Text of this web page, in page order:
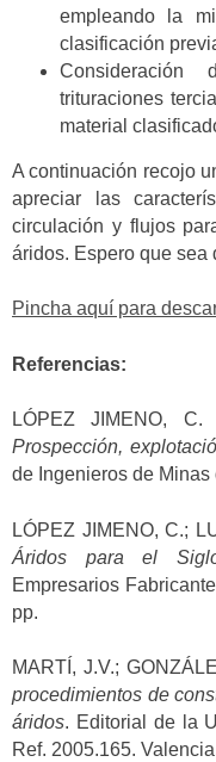
empleando la
clasificación
trituraciones
material
A continuación recojo
apreciar las
circulación y flujos
áridos. Espero que sea
Pincha aquí para
Referencias:
LÓPEZ JIMENO,
Prospección,
de Ingenieros de Minas
LÓPEZ JIMENO, C.;
Áridos para el
Empresarios
pp.
MARTÍ, J.V.;
procedimientos de
áridos. Editorial de la
Ref. 2005.165.